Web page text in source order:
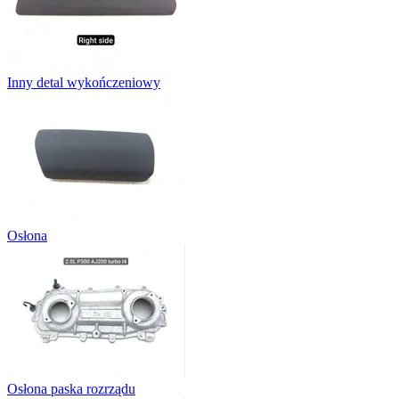
Inny detal wykończeniowy
Osłona
Osłona paska rozrządu